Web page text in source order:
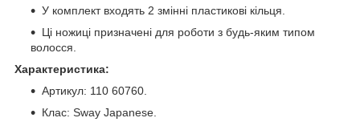
У комплект входять 2 змінні пластикові кільця.
Ці ножиці призначені для роботи з будь-яким типом
волосся.
Характеристика:
Артикул: 110 60760.
Клас: Sway Japanese.